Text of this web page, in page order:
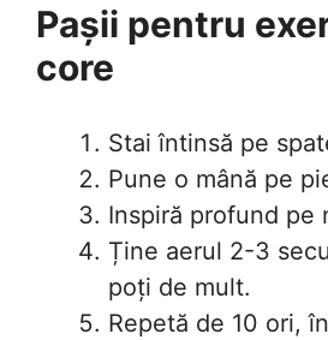
Pașii pentru
core
Stai întinsă pe
Pune o mână pe
Inspiră profund pe
Ține aerul 2-3
poți de mult.
Repetă de 10 ori,